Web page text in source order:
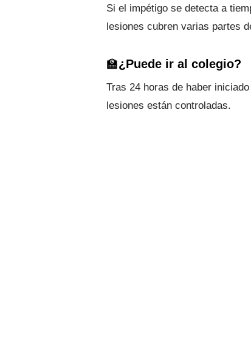
Si el impétigo se detecta a
lesiones cubren varias partes
🏫¿Puede ir al colegio?
Tras 24 horas de haber
lesiones están controladas.